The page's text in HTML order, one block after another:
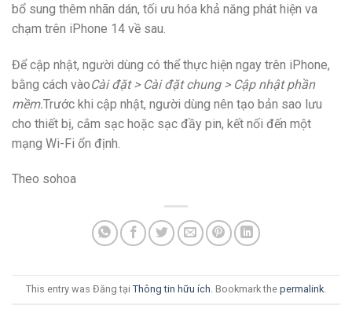
bổ sung thêm nhãn dán, tối ưu hóa khả năng phát hiện va
chạm trên iPhone 14 về sau.
Để cập nhật, người dùng có thể thực hiện ngay trên iPhone,
bằng cách vàoCài đặt > Cài đặt chung > Cập nhật phần
mềm.Trước khi cập nhật, người dùng nên tạo bản sao lưu
cho thiết bị, cắm sạc hoặc sạc đầy pin, kết nối đến một
mạng Wi-Fi ổn định.
Theo sohoa
This entry was Đăng tại Thông tin hữu ích . Bookmark the permalink